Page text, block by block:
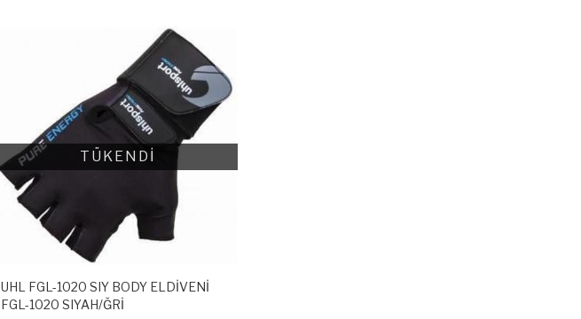
TÜKENDİ
UHL FGL-1020 SIY BODY ELDİVENİ
FGL-1020 SIYAH/ĞRİ